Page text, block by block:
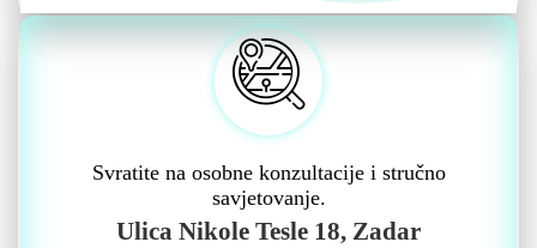
Svratite na osobne konzultacije i stručno
savjetovanje.
Ulica Nikole Tesle 18, Zadar